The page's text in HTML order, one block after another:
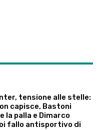
tensione alle stelle:
capisce, Bastoni
la palla e Dimarco
fallo antisportivo di